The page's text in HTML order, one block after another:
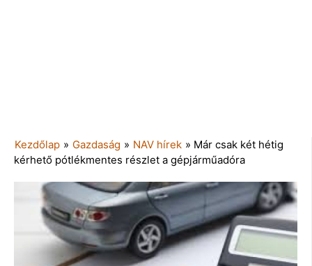
Kezdőlap » Gazdaság » NAV hírek » Már csak két hétig
kérhető pótlékmentes részlet a gépjárműadóra